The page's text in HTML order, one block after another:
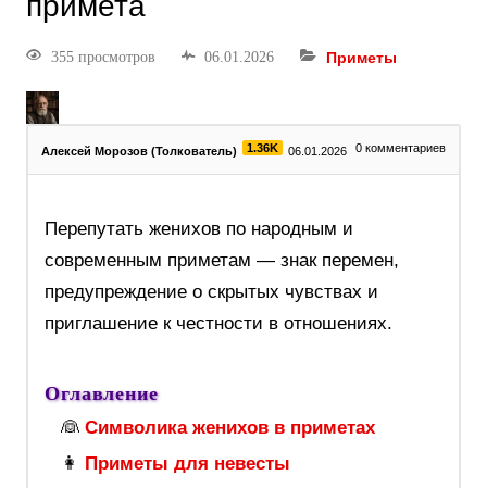
355 просмотров 06.01.2026 Приметы
Алексей Морозов (Толкователь) 1.36K 06.01.2026 0 комментариев
Перепутать женихов по народным и
современным приметам — знак перемен,
предупреждение о скрытых чувствах и
приглашение к честности в отношениях.
Оглавление
👰 Символика женихов в приметах
👩
Приметы для невесты